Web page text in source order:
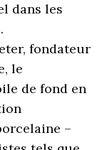
dans les
fondateur
le
de fond en
–